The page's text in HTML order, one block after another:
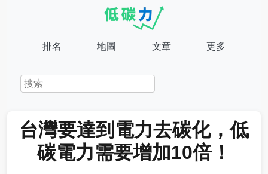
排名 地圖 文章 更多
台灣要達到電力去碳化，低
碳電力需要增加10倍！